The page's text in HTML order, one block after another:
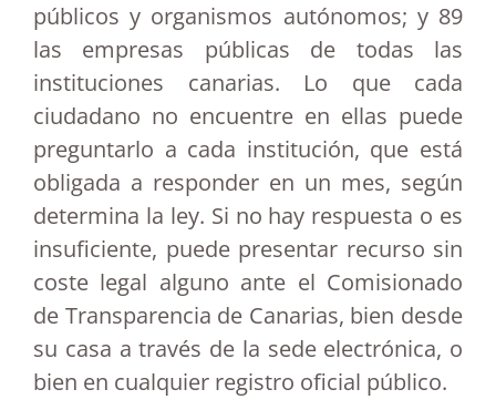
públicos y organismos autónomos; y 89
las empresas públicas de todas las
instituciones canarias. Lo que cada
ciudadano no encuentre en ellas puede
preguntarlo a cada institución, que está
obligada a responder en un mes, según
determina la ley. Si no hay respuesta o es
insuficiente, puede presentar recurso sin
coste legal alguno ante el Comisionado
de Transparencia de Canarias, bien desde
su casa a través de la sede electrónica, o
bien en cualquier registro oficial público.